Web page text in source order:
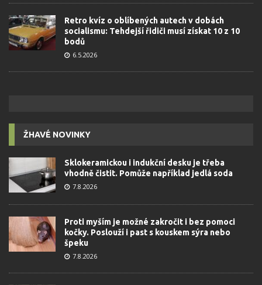
Retro kvíz o oblíbených autech v dobách
socialismu: Tehdejší řidiči musí získat 10 z 10
bodů
6.5.2026
ŽHAVÉ NOVINKY
Sklokeramickou i indukční desku je třeba
vhodně čistit. Pomůže například jedlá soda
7.8.2026
Proti myším je možné zakročit i bez pomoci
kočky. Poslouží i past s kouskem sýra nebo
špeku
7.8.2026